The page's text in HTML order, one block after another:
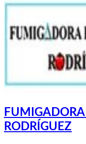
RODRÍGUEZ